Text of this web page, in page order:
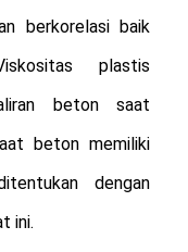
berkorelasi baik
plastis
beton saat
beton memiliki
dengan
ini.